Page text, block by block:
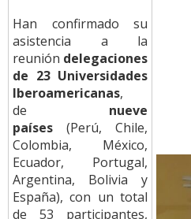
Han confirmado su
asistencia a la
reunión delegaciones
de 23 Universidades
Iberoamericanas,
de nueve
países (Perú, Chile,
Colombia, México,
Ecuador, Portugal,
Argentina, Bolivia y
España), con un total
de 53 participantes,